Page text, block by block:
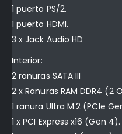
1 puerto PS/2.
1 puerto HDMI.
3 x Jack Audio HD
Interior:
2 ranuras SATA III
2 x Ranuras RAM DDR4 (2
1 ranura Ultra M.2 (PCIe
1 x PCI Express x16 (Gen 4).